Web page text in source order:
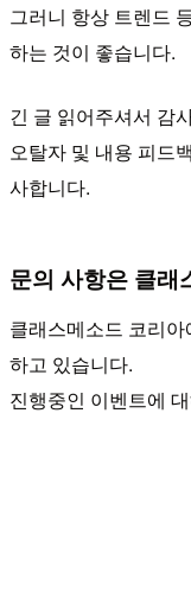
그러니 항상 트렌드
하는 것이 좋습니다.
긴 글 읽어주셔서 감
오탈자 및 내용 피드
사합니다.
문의 사항은 클래
클래스메소드 코리
하고 있습니다.
진행중인 이벤트에